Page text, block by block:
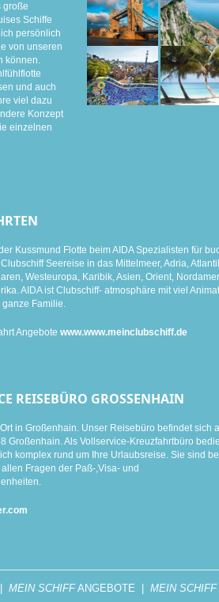
große
Schiffe
persönlich
von unseren
können.
und auch
viel dazu
Konzept
einzelnen
Kussmund Flotte beim AIDA Spezialisten für
Seereise in das Mittelmeer, Adria,
Westeuropa, Karibik, Asien, Orient,
AIDA ist Clubschiff- atmosphäre mit viel
ganze Familie.
Angebote www.www.meinclubschiff.de
REISEBÜRO GROSSENHAIN
in Großenhain. Unser Reisebüro befindet sich
Großenhain. Als Vollservice-Kreuzfahrtbüro
komplex rund um Ihre Urlaubsreise. Sie sind
Fragen der Paß-,Visa- und
MEIN SCHIFFANGEBOTE MEIN SCHIFF